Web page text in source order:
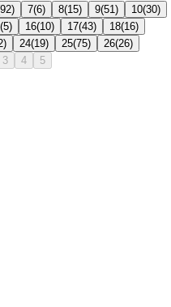
92) 7(6) 8(15) 9(51 ) 10(30)
(5) 16(10) 17(43) 18(16)
) 24(19) 25(75) 26(26)
3 4 5